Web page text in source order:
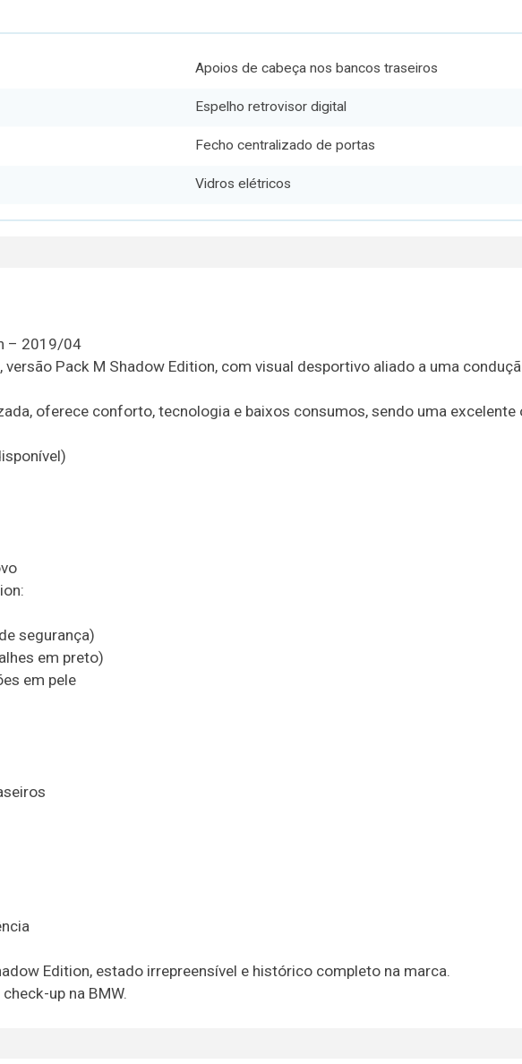
Apoios de cabeça nos bancos traseiros
Espelho retrovisor digital
Fecho centralizado de portas
Vidros elétricos
– 2019/04
versão Pack M Shadow Edition, com visual desportivo aliado a uma
oferece conforto, tecnologia e baixos consumos, sendo uma excelente
segurança)
em preto)
em pele
Edition, estado irrepreensível e histórico completo na marca.
up na BMW.